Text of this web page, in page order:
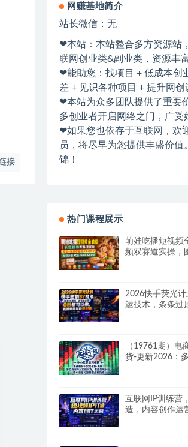
接
网赚基地简介
站长微信：无
❤本站：本站整合多方资源站
联网创业类&副业类，资源丰
❤能助您：找项目 + 低成本创
差 + 见识各种项目 + 提升网创
❤本站为众多团队提供了重要
多创业者开启网络之门，广受
❤如果您也依存于互联网，欢
员，将尽早为您提供丰盛价值
锦！
热门课程展示
萌娃吃播短视频
频双赛道实操，
2026快手荧光
运技术，条条过
（19761期）电
货-更新2026：
互联网IP训练营
造，内容创作运